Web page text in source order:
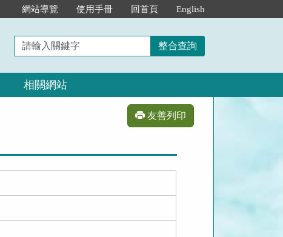
網站導覽 使用手冊 回首頁 English
請
輸
入
鍵
整合查詢
相關網站
友善列印